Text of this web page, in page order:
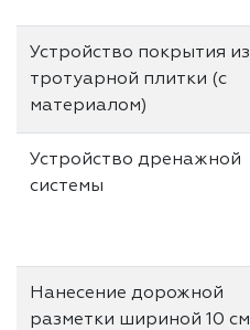
Устройство покрытия из
тротуарной плитки (с
материалом)
Устройство дренажной
системы
Нанесение дорожной
разметки шириной 10 см